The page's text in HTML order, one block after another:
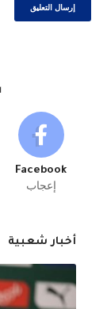
Facebook
إعجاب
أخبار شعبية